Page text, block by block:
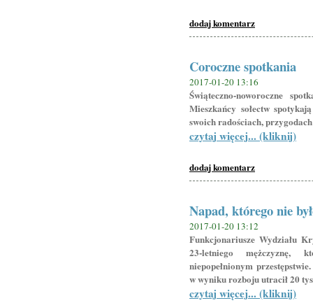
dodaj komentarz
Coroczne spotkania
2017-01-20 13:16
Świąteczno-noworoczne
Mieszkańcy sołectw
swoich radościach,
czytaj więcej... (kliknij)
dodaj komentarz
Napad, którego nie
2017-01-20 13:12
Funkcjonariusze Wydziału
23-letniego mężczyznę,
niepopełnionym
w wyniku rozboju utracił 20
czytaj więcej... (kliknij)